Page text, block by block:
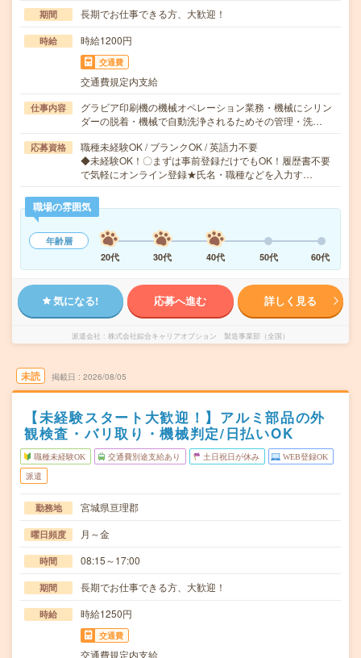
期間 長期でお仕事できる方、大歓迎！
時給 時給1200円
交通費
交通費規定内支給
仕事内容
グラビア印刷機の機械オペレーション業務・機械にシリン
ダーの脱着・機械で自動洗浄されるためその管理・洗…
応募資格
職種未経験OK / ブランクOK / 英語力不要
◆未経験OK！〇まずは事前登録だけでもOK！履歴書不要
で気軽にオンライン登録★氏名・職種などを入力す…
職場の雰囲気
年齢層
20代
30代 40代 50代 60代
気になる! 応募へ進む 詳しく見る
派遣会社 株式会社綜合キャリアオプション 製造事業部（全国）
未読 掲載日 2026/08/05
【未経験スタート大歓迎！】アルミ部品の外
観検査・バリ取り・機械判定/日払いOK
職種未経験OK 交通費別途支給あり 土日祝日が休み WEB登録OK
派遣
勤務地 宮城県亘理郡
曜日頻度 月～金
時間 08:15～17:00
期間 長期でお仕事できる方、大歓迎！
時給 時給1250円
交通費
交通費規定内支給